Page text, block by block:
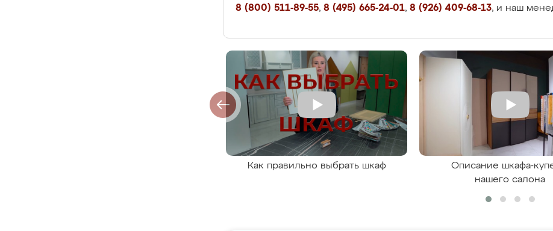
8 (800) 511-89-55, 8 (495) 665-24-01, 8 (926) 409-68-13, и наш
Как правильно выбрать шкаф
Описание шкафа-
нашего салона